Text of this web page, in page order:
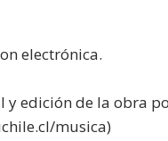
electrónica.
edición de la obra
musica)